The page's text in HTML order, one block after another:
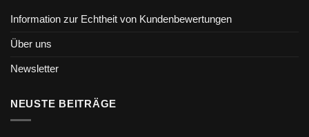
Information zur Echtheit von Kundenbewertungen
Über uns
Newsletter
NEUSTE BEITRÄGE